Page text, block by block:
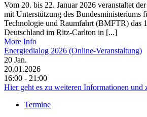
Vom 20. bis 22. Januar 2026 veranstaltet
mit Unterstützung des Bundesministeriums
Technologie und Raumfahrt (BMFTR) das
Deutschland im Ritz-Carlton in [...]
More Info
Energiedialog 2026 (Online-Veranstaltung)
20 Jan.
20.01.2026
16:00 - 21:00
Hier geht es zu weiteren Informationen und
Termine